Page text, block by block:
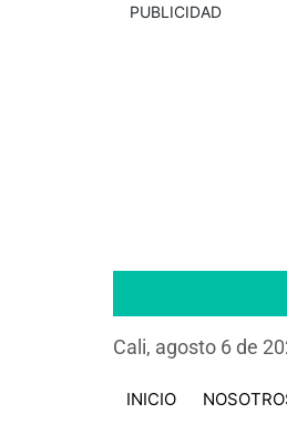
PUBLICIDAD
Cali, agosto 6 de
INICIO